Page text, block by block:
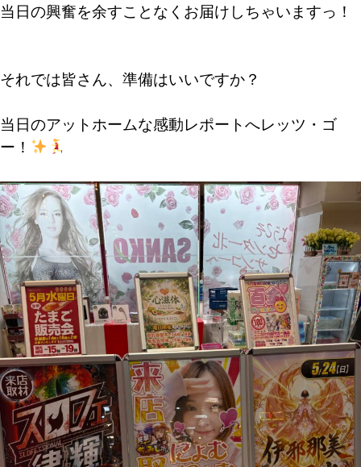
当日の興奮を余すことなくお届けしちゃいますっ！
それでは皆さん、準備はいいですか？
当日のアットホームな感動レポートへレッツ・ゴ
ー！